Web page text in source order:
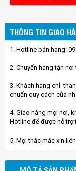
THÔNG TIN GIAO
1. Hotline bán hàng:
2. Chuyển hàng tận
3. Khách hàng chỉ
chuẩn quy cách của
4. Giao hàng mọi nơi,
Hotline để được hỗ trợ
5. Mọi thắc mắc xin